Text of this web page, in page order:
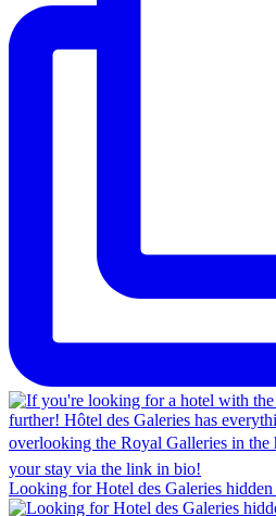
Looking for Hotel des Galeries hidden